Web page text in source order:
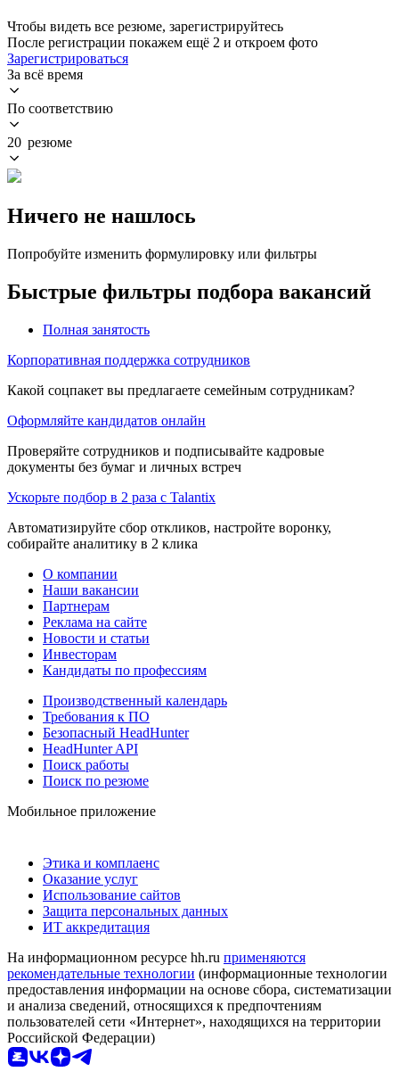
Чтобы видеть все резюме, зарегистрируйтесь
После регистрации покажем ещё 2 и откроем фото
Зарегистрироваться
За всё время
По соответствию
20 резюме
Ничего не нашлось
Попробуйте изменить формулировку или фильтры
Быстрые фильтры подбора вакансий
Полная занятость
Корпоративная поддержка сотрудников
Какой соцпакет вы предлагаете семейным сотрудникам?
Оформляйте кандидатов онлайн
Проверяйте сотрудников и подписывайте кадровые
документы без бумаг и личных встреч
Ускорьте подбор в 2 раза с Talantix
Автоматизируйте сбор откликов, настройте воронку,
собирайте аналитику в 2 клика
О компании
Наши вакансии
Партнерам
Реклама на сайте
Новости и статьи
Инвесторам
Кандидаты по профессиям
Производственный календарь
Требования к ПО
Безопасный HeadHunter
HeadHunter API
Поиск работы
Поиск по резюме
Мобильное приложение
Этика и комплаенс
Оказание услуг
Использование сайтов
Защита персональных данных
ИТ аккредитация
На информационном ресурсе hh.ru применяются
рекомендательные технологии (информационные технологии
предоставления информации на основе сбора, систематизации
и анализа сведений, относящихся к предпочтениям
пользователей сети «Интернет», находящихся на территории
Российской Федерации)